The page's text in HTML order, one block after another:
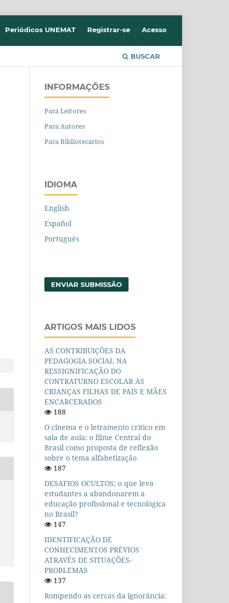
BUSCAR
Periódicos UNEMAT Registrar-se Acesso
INFORMAÇÕES
Para Leitores
Para Autores
Para Bibliotecários
IDIOMA
English
Español
Português
ENVIAR SUBMISSÃO
ARTIGOS MAIS LIDOS
AS CONTRIBUIÇÕES DA
PEDAGOGIA SOCIAL NA
RESSIGNIFICAÇÃO DO
CONTRATURNO ESCOLAR ÀS
CRIANÇAS FILHAS DE PAIS E MÃES
ENCARCERADOS
188
O cinema e o letramento crítico em
sala de aula: o filme Central do
Brasil como proposta de reflexão
sobre o tema alfabetização
187
DESAFIOS OCULTOS: o que leva
estudantes a abandonarem a
educação profissional e tecnológica
no Brasil?
147
IDENTIFICAÇÃO DE
CONHECIMENTOS PRÉVIOS
ATRAVÉS DE SITUAÇÕES-
PROBLEMAS
137
Rompendo as cercas da ignorância: